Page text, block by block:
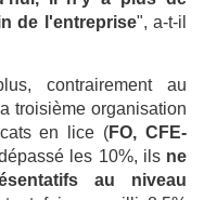
de l'entreprise", a-t-il
contrairement au
troisième organisation
en lice (FO, CFE-
les 10%, ils ne
au niveau